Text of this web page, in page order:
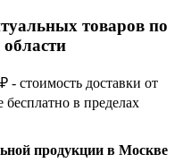
товаров по
- стоимость доставки от
в пределах
продукции в Москве